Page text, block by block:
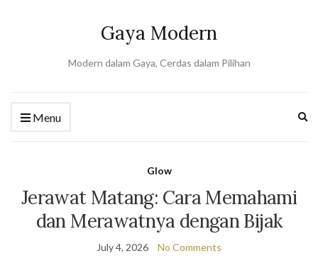
Gaya Modern
Modern dalam Gaya, Cerdas dalam Pilihan
Menu
Glow
Jerawat Matang: Cara Memahami
dan Merawatnya dengan Bijak
July 4, 2026 No Comments